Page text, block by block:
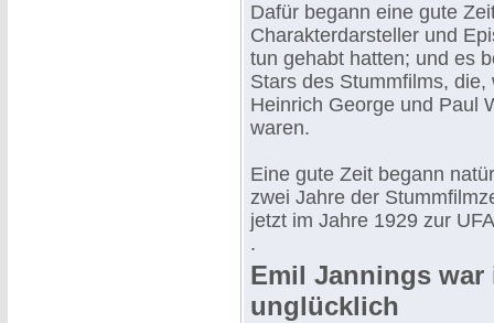
Dafür begann eine gute
Charakterdarsteller und
tun gehabt hatten; und es
Stars des Stummfilms,
Heinrich George und Paul
waren.
Eine gute Zeit begann
zwei Jahre der
jetzt im Jahre 1929 zur
.
Emil Jannings
unglücklich